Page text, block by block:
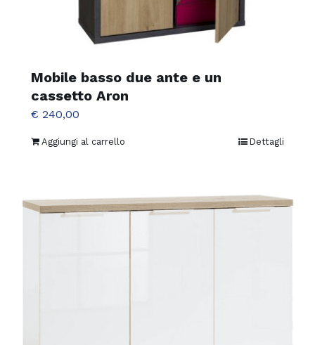
Mobile basso due ante e un
cassetto Aron
€ 240,00
Aggiungi al carrello Dettagli